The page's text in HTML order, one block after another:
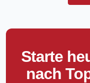
Starte
nach